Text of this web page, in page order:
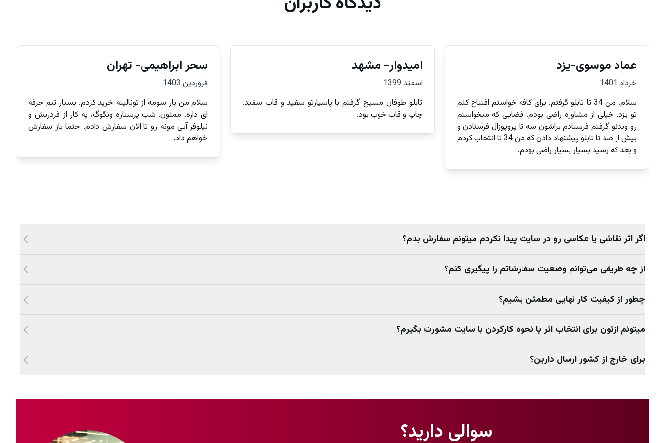
عماد موسوی-یزد
خرداد 1401
سلام. من 34 تا تابلو گرفتم. برای کافه خواستم افتتاح کنم
تو یزد. خیلی از مشاوره راضی بودم. فضایی که میخواستم
رو ویدئو گرفتم فرستادم براشون سه تا پروپوزال فرستادن و
بیش از صد تا تابلو پیشنهاد دادن که من 34 تا انتخاب کردم
و بعد که رسید بسیار بسیار راضی بودم.
امیدوار- مشهد
اسفند 1399
تابلو طوفان مسیح گرفتم با پاسپارتو سفید و قاب سفید.
چاپ و قاب خوب بود.
سحر ابراهیمی- تهران
فروردین 1403
سلام من بار سومه از تونالیته خرید کردم. بسیار تیم حرفه
ای داره. ممنون. شب پرستاره ونگوگ، یه کار از فردریش و
نیلوفر آبی مونه رو تا الان سفارش دادم. حتما باز سفارش
خواهم داد.
اگر اثر نقاشی یا عکاسی رو در سایت پیدا نکردم میتونم سفارش بدم؟
از چه طریقی می‌توانم وضعیت سفارشاتم را پیگیری کنم؟
چطور از کیفیت کار نهایی مطمئن بشیم؟
میتونم ازتون برای انتخاب اثر یا نحوه کارکردن با سایت مشورت بگیرم؟
برای خارج از کشور ارسال دارین؟
سوالی دارید؟